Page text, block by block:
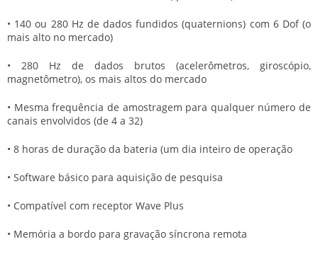
• 140 ou 280 Hz de dados fundidos (quaternions) com 6 Dof (o
mais alto no mercado)
• 280 Hz de dados brutos (acelerômetros, giroscópio,
magnetômetro), os mais altos do mercado
• Mesma frequência de amostragem para qualquer número de
canais envolvidos (de 4 a 32)
• 8 horas de duração da bateria (um dia inteiro de operação
• Software básico para aquisição de pesquisa
• Compatível com receptor Wave Plus
• Memória a bordo para gravação síncrona remota